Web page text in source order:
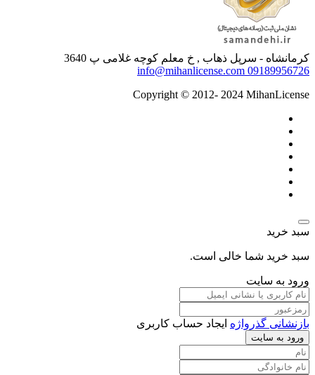
کرمانشاه - سرپل ذهاب , خ معلم کوچه غلامی پ 3640
09189956726
info@mihanlicense.com
Copyright © 2012- 2024 MihanLicense
سبد خرید
سبد خرید شما خالی است.
ورود به سایت
بازنشانی گذرواژه ایجاد حساب کاربری
ورود به سایت